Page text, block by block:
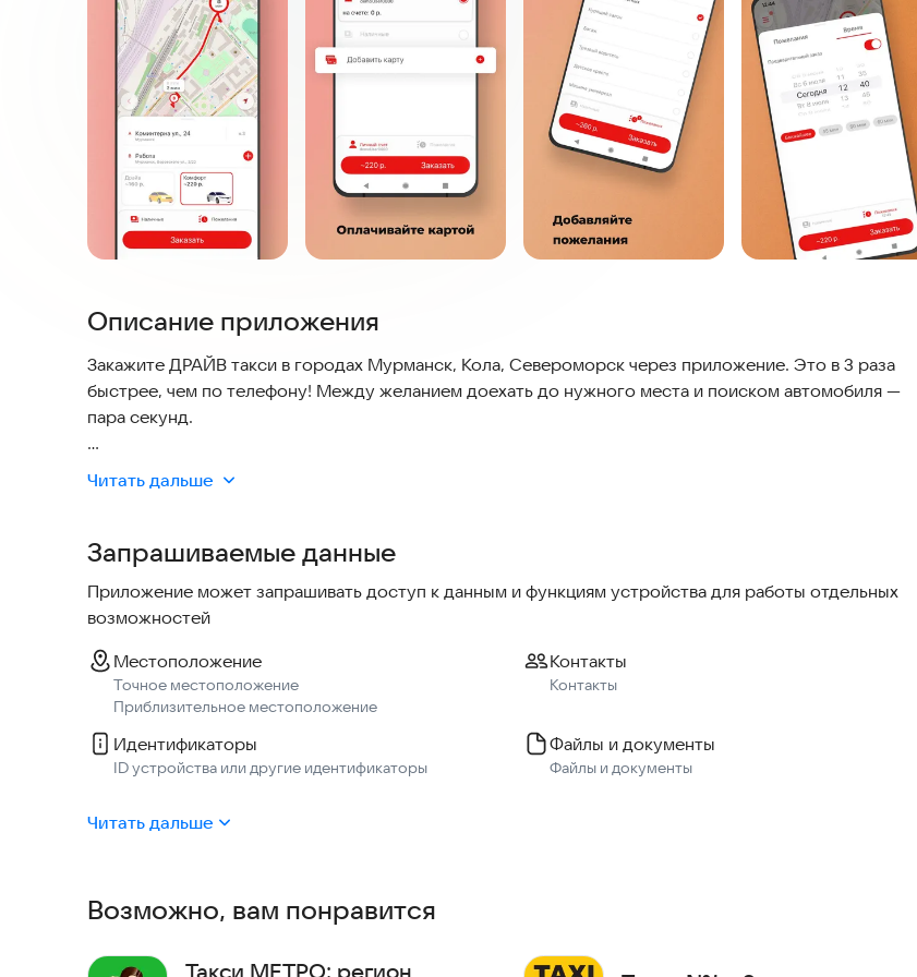
Описание приложения
Закажите ДРАЙВ такси в городах Мурманск, Кола, Североморск через приложение. Это в 3 раза
быстрее, чем по телефону! Между желанием доехать до нужного места и поиском автомобиля —
пара секунд.
+ Экономьте свое время даже в мелочах
Адрес подачи определится автоматически. Вам остается указать, куда вы поедете. Используйте
шаблоны с адресами и настройками, которыми чаще всего пользуетесь, чтобы заказать такси в пару
кликов.
+ Создайте для себя максимальный комфорт
Добавьте к заказу дополнительные пожелания. Например, когда на улице +35 — выберите
"кондиционер".
+ Никаких проблем с оплатой
Оплачивайте поездки наличными или картой.
воспользоваться удобным сервисом.
Читать дальше
Запрашиваемые данные
Приложение может запрашивать доступ к данным и функциям устройства для работы отдельных
возможностей
Местоположение
Точное местоположение
Приблизительное местоположение
Контакты
Контакты
Идентификаторы
ID устройства или другие идентификаторы
Файлы и документы
Файлы и документы
Читать дальше
Возможно, вам понравится
Такси МЕТРО: регион